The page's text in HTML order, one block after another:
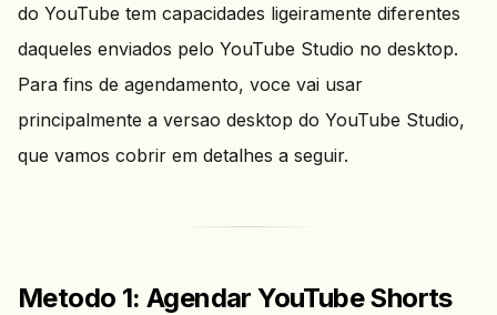
do YouTube tem capacidades ligeiramente diferentes
daqueles enviados pelo YouTube Studio no desktop.
Para fins de agendamento, voce vai usar
principalmente a versao desktop do YouTube Studio,
que vamos cobrir em detalhes a seguir.
Metodo 1: Agendar YouTube Shorts